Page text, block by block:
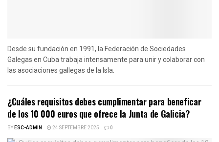
Desde su fundación en 1991, la Federación de Sociedades
Galegas en Cuba trabaja intensamente para unir y colaborar con
las asociaciones gallegas de la Isla.
¿Cuáles requisitos debes cumplimentar para beneficar
de los 10 000 euros que ofrece la Junta de Galicia?
BYESC-ADMIN 24 SEPTEMBRE 2025 0